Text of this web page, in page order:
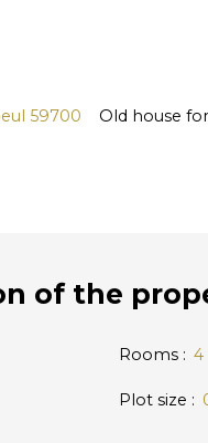
59700 Old house
of the
Rooms : 4
Plot size :